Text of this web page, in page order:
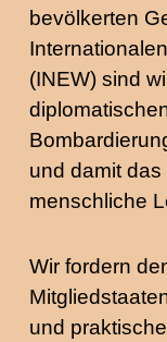
bevölkerten
(INEW) sind
und damit
menschliche
Wir fordern
und